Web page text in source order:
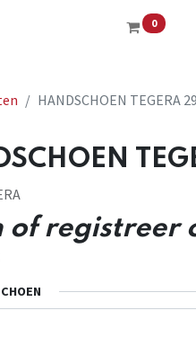
0
HANDSCHOEN TEGERA
of registreer